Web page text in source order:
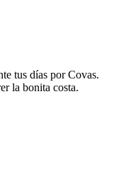
tus días por Covas.
la bonita costa.